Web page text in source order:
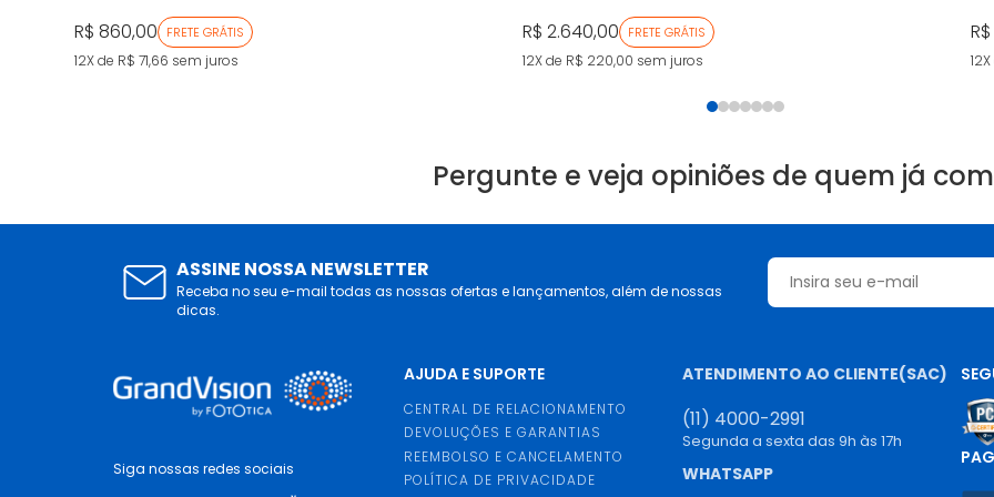
R$ 860,00 FRETE GRÁTIS
12X de R$ 71,66 sem juros
R$ 2.640,00 FRETE GRÁTIS
12X de R$ 220,00 sem juros
Pergunte e veja opiniões de quem já
ASSINE NOSSA NEWSLETTER
Receba no seu e-mail todas as nossas ofertas e lançamentos, além de nossas
dicas.
Siga nossas redes sociais
AJUDA E SUPORTE
CENTRAL DE RELACIONAMENTO
DEVOLUÇÕES E GARANTIAS
REEMBOLSO E CANCELAMENTO
POLÍTICA DE PRIVACIDADE
ATENDIMENTO AO CLIENTE(SAC)
(11) 4000-2991
Segunda a sexta das 9h às 17h
WHATSAPP